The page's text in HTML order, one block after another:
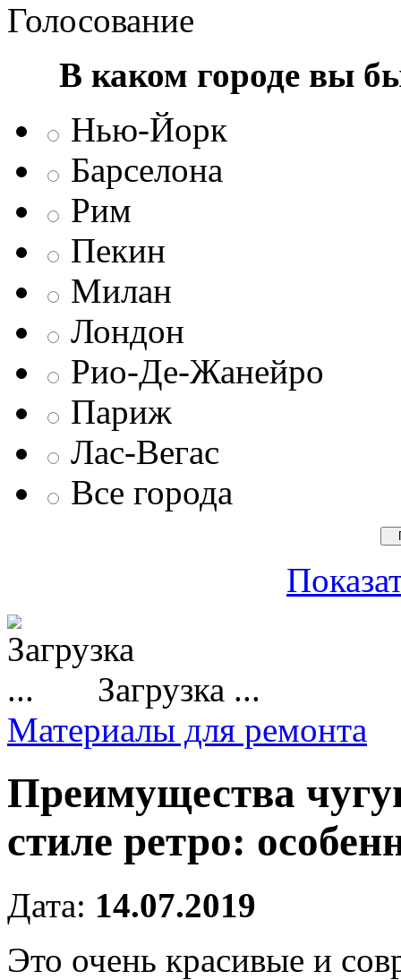
Голосование
В каком городе вы
Нью-Йорк
Барселона
Рим
Пекин
Милан
Лондон
Рио-Де-Жанейро
Париж
Лас-Вегас
Все города
Загрузка ...
Материалы для ремонта
Преимущества
стиле ретро:
Дата: 14.07.2019
Это очень красивые и